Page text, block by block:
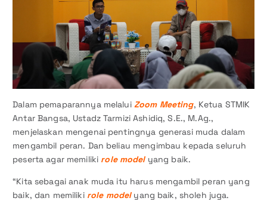
Dalam pemaparannya melalui Zoom Meeting, Ketua STMIK
Antar Bangsa, Ustadz Tarmizi Ashidiq, S.E., M.Ag.,
menjelaskan mengenai pentingnya generasi muda dalam
mengambil peran. Dan beliau mengimbau kepada seluruh
peserta agar memiliki role model yang baik.
“Kita sebagai anak muda itu harus mengambil peran yang
baik, dan memiliki role modelyang baik, sholeh juga.